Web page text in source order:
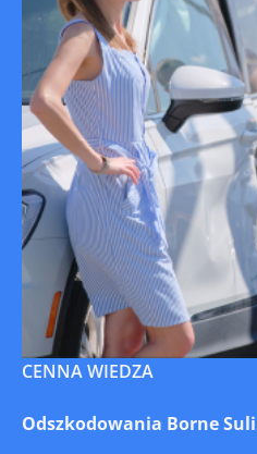
CENNA WIEDZA
Odszkodowania Borne